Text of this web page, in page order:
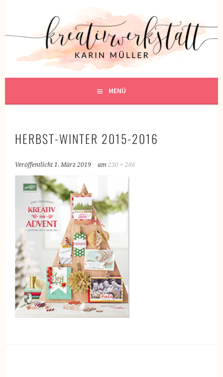
KREATIVWERKSTATT
KREATIV SEIN
MENÜ
HERBST-WINTER 2015-2016
Veröffentlicht1. März 2019 am230 × 286